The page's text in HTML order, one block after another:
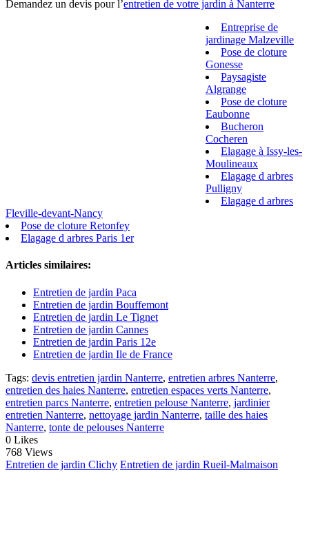
Demandez un devis pour l’entretien de votre jardin à Nanterre
Entreprise de
jardinage Malzeville
Pose de cloture
Gonesse
Paysagiste
Algrange
Pose de cloture
Eaubonne
Bucheron
Cocheren
Elagage à Issy-les-
Moulineaux
Elagage d arbres
Pulligny
Elagage d arbres
Fleville-devant-Nancy
Pose de cloture Retonfey
Elagage d arbres Paris 1er
Articles similaires:
Entretien de jardin Paca
Entretien de jardin Bouffemont
Entretien de jardin Le Tignet
Entretien de jardin Cannes
Entretien de jardin Paris 12e
Entretien de jardin Ile de France
Tags: devis entretien jardin Nanterre, entretien arbres Nanterre,
entretien des haies Nanterre, entretien espaces verts Nanterre,
entretien parcs Nanterre, entretien pelouse Nanterre, jardinier
entretien Nanterre, nettoyage jardin Nanterre, taille des haies
Nanterre, tonte de pelouses Nanterre
0 Likes
768 Views
Entretien de jardin Clichy Entretien de jardin Rueil-Malmaison